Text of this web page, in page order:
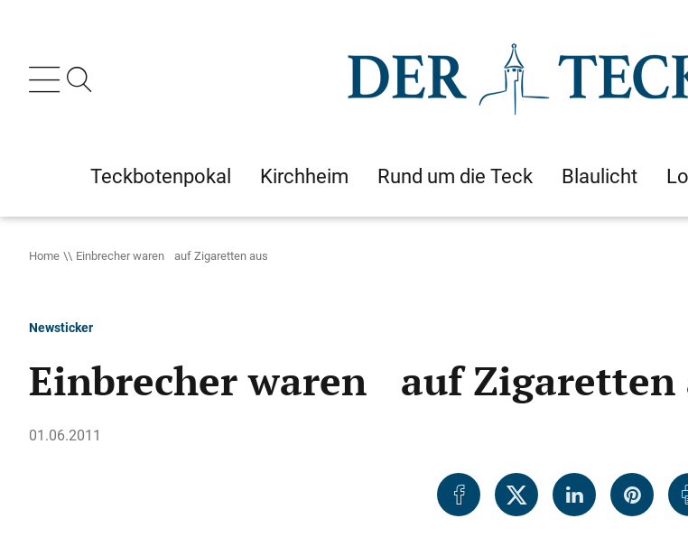
Teckbotenpokal Kirchheim Rund um die Teck Blaulicht
Home Einbrecher waren auf Zigaretten aus
Newsticker
Einbrecher waren auf Zigaretten
01.06.2011